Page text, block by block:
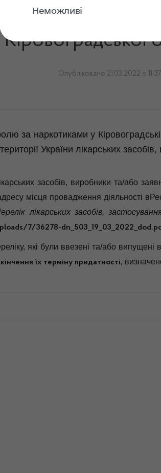
та
Кіровоградської
Опубліковано 21.03.2022 о 11:37
за наркотиками у
України лікарських
засобів, виробники та/або
місця провадження діяльності
лікарських засобів,
7/36278-
які були ввезені та/або випущені
їх терміну придатності,